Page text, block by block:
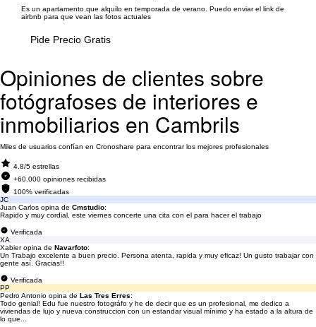
Es un apartamento que alquilo en temporada de verano. Puedo enviar el link de
airbnb para que vean las fotos actuales
Pide Precio Gratis
Opiniones de clientes sobre
fotógrafoses de interiores e
inmobiliarios en Cambrils
Miles de usuarios confían en Cronoshare para encontrar los mejores profesionales
4.8/5 estrellas
+60.000 opiniones recibidas
100% verificadas
JC
Juan Carlos opina de Cmstudio:
Rapido y muy cordial, este viernes concerte una cita con el para hacer el trabajo
Verificada
XA
Xabier opina de Navarfoto:
Un Trabajo excelente a buen precio. Persona atenta, rapida y muy eficaz! Un gusto trabajar con
gente así. Gracias!!
Verificada
PP
Pedro Antonio opina de Las Tres Erres:
Todo genial! Edu fue nuestro fotográfo y he de decir que es un profesional, me dedico a
viviendas de lujo y nueva construccion con un estandar visual mínimo y ha estado a la altura de
lo que...